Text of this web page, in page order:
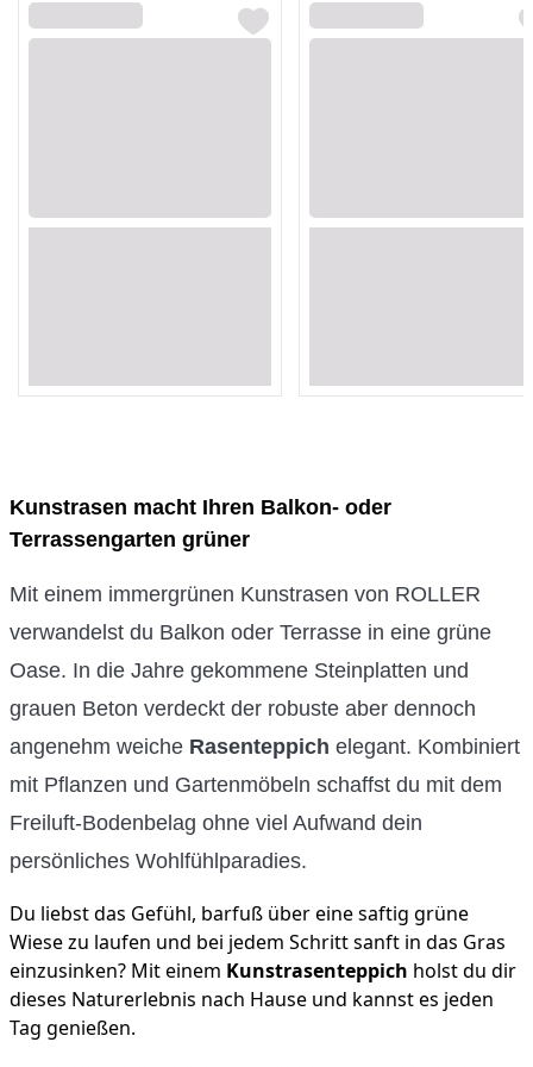
Loading...
Loading...
Loading...
Loading...
Kunstrasen macht Ihren Balkon- oder
Terrassengarten grüner
Mit einem immergrünen Kunstrasen von ROLLER
verwandelst du Balkon oder Terrasse in eine grüne
Oase. In die Jahre gekommene Steinplatten und
grauen Beton verdeckt der robuste aber dennoch
angenehm weiche Rasenteppich elegant. Kombiniert
mit Pflanzen und Gartenmöbeln schaffst du mit dem
Freiluft-Bodenbelag ohne viel Aufwand dein
persönliches Wohlfühlparadies.
Du liebst das Gefühl, barfuß über eine saftig grüne
Wiese zu laufen und bei jedem Schritt sanft in das Gras
einzusinken? Mit einem Kunstrasenteppich holst du dir
dieses Naturerlebnis nach Hause und kannst es jeden
Tag genießen.